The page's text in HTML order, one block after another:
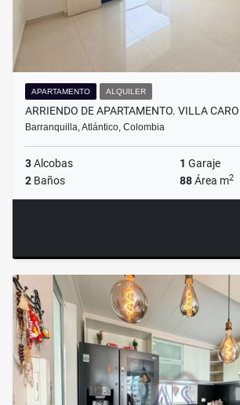
APARTAMENTO ALQUILER
ARRIENDO DE APARTAMENTO. VILLA
Barranquilla, Atlántico, Colombia
3Alcobas 1 Garaje
2 Baños 88Área m2